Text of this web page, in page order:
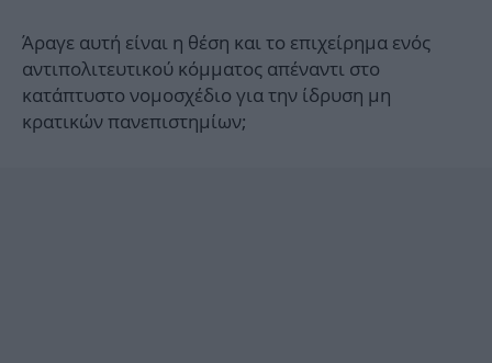
Άραγε αυτή είναι η θέση και το επιχείρημα ενός
αντιπολιτευτικού κόμματος απέναντι στο
κατάπτυστο νομοσχέδιο για την ίδρυση μη
κρατικών πανεπιστημίων;